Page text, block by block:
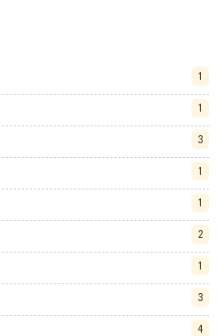
1
1
3
1
1
2
1
3
4